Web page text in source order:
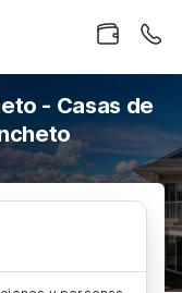
- Casas de